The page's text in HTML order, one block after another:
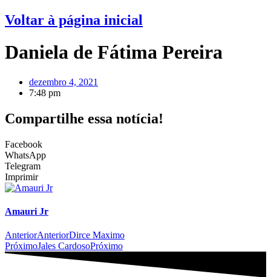
Voltar à página inicial
Daniela de Fátima Pereira
dezembro 4, 2021
7:48 pm
Compartilhe essa notícia!
Facebook
WhatsApp
Telegram
Imprimir
Amauri Jr
AnteriorAnteriorDirce Maximo
PróximoJales CardosoPróximo